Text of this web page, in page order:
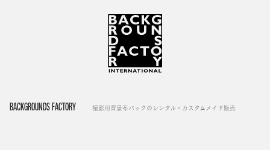
BACKGROUNDS FACTORY 撮影用背景布バックのレンタル・カスタムメイド販売